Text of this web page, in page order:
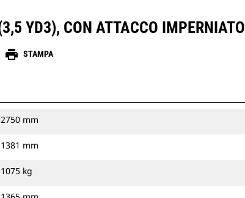
YD3), CON ATTACCO IMPERNIATO
print STAMPA
2750 mm
1381 mm
1075 kg